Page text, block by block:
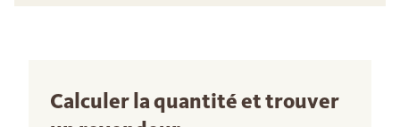
Calculer la quantité et trouver